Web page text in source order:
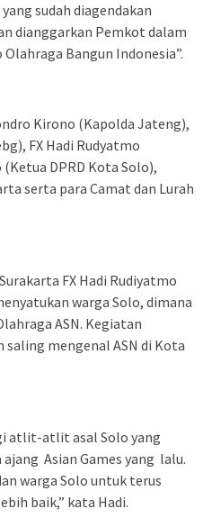
sudah diagendakan
dianggarkan Pemkot dalam
Bangun Indonesia”.
Kirono (Kapolda Jateng),
FX Hadi Rudyatmo
DPRD Kota Solo),
serta para Camat dan Lurah
FX Hadi Rudiyatmo
warga Solo, dimana
ASN. Kegiatan
mengenal ASN di Kota
atlit-atlit asal Solo yang
Asian Games yang lalu.
warga Solo untuk terus
baik,” kata Hadi.